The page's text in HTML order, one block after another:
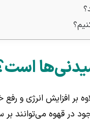
افزایش انرژی و
در قهوه می‌توانند